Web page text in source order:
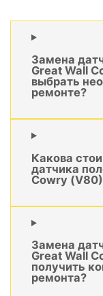
Замена
Great Wall
выбрать
ремонте?
Какова
датчика
Cowry
Замена
Great Wall
получить
ремонта?